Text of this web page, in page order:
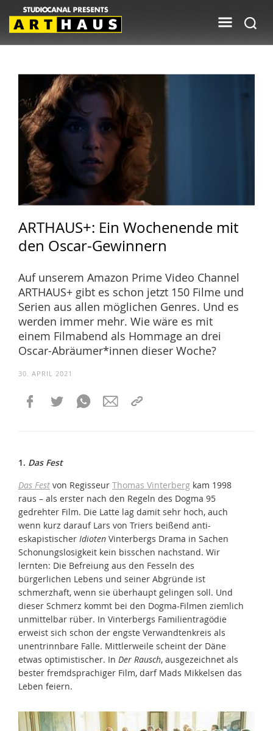
ARTHAUS+: Ein Wochenende mit
den Oscar-Gewinnern
Auf unserem Amazon Prime Video Channel
ARTHAUS+ gibt es schon jetzt 150 Filme und
Serien aus allen möglichen Genres. Und es
werden immer mehr. Wie wäre es mit
einem Filmabend als Hommage an drei
Oscar-Abräumer*innen dieser Woche?
30. APRIL 2021
1. Das Fest
Das Fest von Regisseur Thomas Vinterberg kam 1998
raus – als erster nach den Regeln des Dogma 95
gedrehter Film. Die Latte lag damit sehr hoch, auch
wenn kurz darauf Lars von Triers beißend anti-
eskapistischer Idioten Vinterbergs Drama in Sachen
Schonungslosigkeit kein bisschen nachstand. Wir
lernten: Die Befreiung aus den Fesseln des
bürgerlichen Lebens und seiner Abgründe ist
schmerzhaft, wenn sie überhaupt gelingen soll. Und
dieser Schmerz kommt bei den Dogma-Filmen ziemlich
unmittelbar rüber. In Vinterbergs Familientragödie
erweist sich schon der engste Verwandtenkreis als
unentrinnbare Falle. Mittlerweile scheint der Däne
etwas optimistischer. In Der Rausch, ausgezeichnet als
bester fremdsprachiger Film, darf Mads Mikkelsen das
Leben feiern.